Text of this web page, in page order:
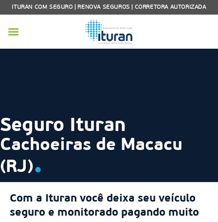
Skip
content
ITURAN COM SEGURO | RENOVA SEGUROS | CORRETORA AUTORIZADA
Seguro Ituran
Cachoeiras de Macacu
(RJ).
Com a Ituran você deixa seu veículo
seguro e monitorado pagando muito